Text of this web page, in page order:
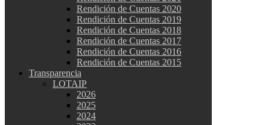
Rendición de Cuentas 2020
Rendición de Cuentas 2019
Rendición de Cuentas 2018
Rendición de Cuentas 2017
Rendición de Cuentas 2016
Rendición de Cuentas 2015
Transparencia
LOTAIP
2026
2025
2024